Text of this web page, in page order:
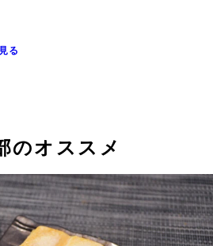
る
のオススメ